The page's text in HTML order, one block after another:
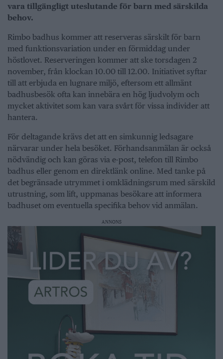
vara tillgängligt uteslutande för barn med särskilda
behov.
Rimbo badhus kommer att reserveras särskilt för barn
med funktionsvariation under en förmiddag under
höstlovet. Reserveringen kommer att ske torsdagen 2
november, från klockan 10.00 till 12.00. Initiativet syftar
till att erbjuda en lugnare miljö, eftersom ett allmänt
badhusbesök ofta kan innebära en hög ljudvolym och
mycket aktivitet som kan vara svårt för vissa individer att
hantera.
För deltagande krävs det att en simkunnig ledsagare
närvarar under hela besöket. Förhandsanmälan är också
nödvändig och kan göras via e-post, telefon till Rimbo
badhus eller genom en direktlänk online. Med tanke på
det begränsade utrymmet i omklädningsrum med särskild
utrustning, som lift, uppmanas besökare att informera
badhuset om eventuella specifika behov vid anmälan.
ANNONS